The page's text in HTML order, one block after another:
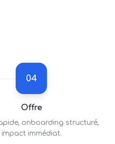
04
Offre
onboarding structuré,
impact immédiat.